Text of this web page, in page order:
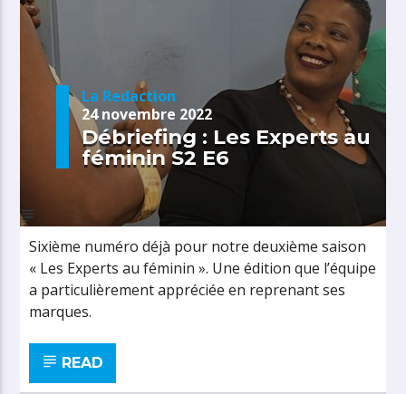
La Redaction
24 novembre 2022
Débriefing : Les Experts au
féminin S2 E6
Sixième numéro déjà pour notre deuxième saison
« Les Experts au féminin ». Une édition que l’équipe
a particulièrement appréciée en reprenant ses
marques.
READ